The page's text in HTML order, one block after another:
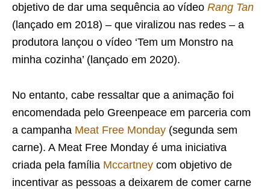
objetivo de dar uma sequência ao vídeo Rang Tan
(lançado em 2018) – que viralizou nas redes – a
produtora lançou o vídeo ‘Tem um Monstro na
minha cozinha’ (lançado em 2020).
No entanto, cabe ressaltar que a animação foi
encomendada pelo Greenpeace em parceria com
a campanha Meat Free Monday (segunda sem
carne). A Meat Free Monday é uma iniciativa
criada pela família Mccartney com objetivo de
incentivar as pessoas a deixarem de comer carne